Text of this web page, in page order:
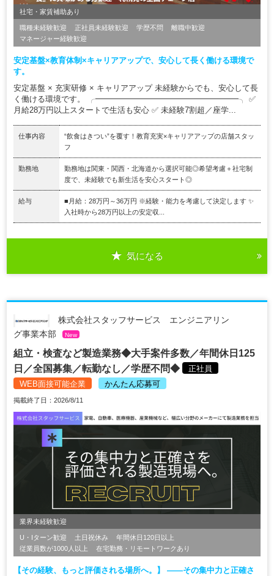
社宅・家賃補助あり
職種未経験歓迎 正社員未経験歓迎 学歴不問
離職中歓迎
マネージャー経験歓迎
安定基盤×教育体制×キャリアアップで、安心して長く働ける環境で
す。
安定基盤 × 充実研修 × キャリアアップ 未経験からでも、安心して長
く働ける環境です。 ╭━━━━━━━━━━━━━━━━━━╮ ✅
月給28万円以上スタートで生活も安心 ✅ 未経験7割超／座学...
仕事内容
“飲食はきつい”を覆す！教育充実×キャリアアップの店舗スタッ
フ
勤務地
勤務地は関東・関西・北海道から選択可能◎希望考慮＋社宅制
度で、未経験でも新生活を安心スタート◎
給与
■月給：28万円～36万円 ※経験・能力を考慮して決定します ✨
入社時から28万円以上の安定収...
気になる
株式会社スタッフサービス エンジニアリン
グ事業本部
New
組立・検査など製造業務◆大手案件多数／年間休日125
日／全国募集／転勤なし／学歴不問◆
正社員
WEB面接可能企業
かんたん応募可
掲載終了日：2026/8/11
業界未経験歓迎
U・Iターン歓迎 土日祝休み
年間休日120日以上
従業員数が1000人以上
在宅勤務・リモートワークあり
【その経験、もっと評価される場所へ。】 ――その集中力と正確さ